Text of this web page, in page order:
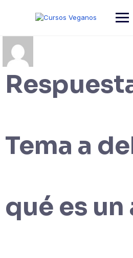
Tema a
qué es un